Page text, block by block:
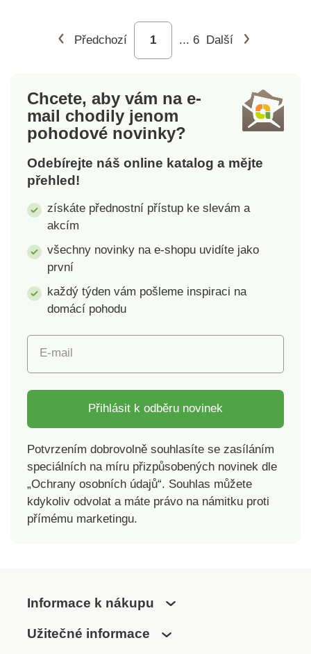
Předchozí ... 6 Další
Chcete, aby vám na e-
mail chodily jenom
pohodové novinky?
Odebírejte náš online katalog a mějte
přehled!
získáte přednostní přístup ke slevám a
akcím
všechny novinky na e-shopu uvidíte jako
první
každý týden vám pošleme inspiraci na
domácí pohodu
E-mail
Přihlásit k odběru novinek
Potvrzením dobrovolně souhlasíte se zasíláním
speciálních na míru přizpůsobených novinek dle
„Ochrany osobních údajů“. Souhlas můžete
kdykoliv odvolat a máte právo na námitku proti
přímému marketingu.
Informace k nákupu
Užitečné informace